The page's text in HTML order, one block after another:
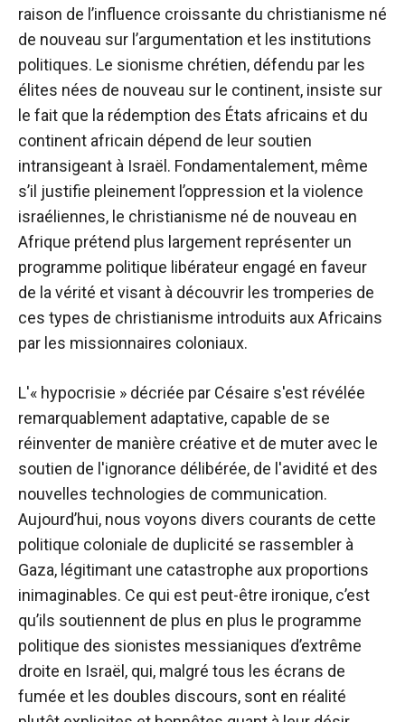
raison de l’influence croissante du christianisme né
de nouveau sur l’argumentation et les institutions
politiques. Le sionisme chrétien, défendu par les
élites nées de nouveau sur le continent, insiste sur
le fait que la rédemption des États africains et du
continent africain dépend de leur soutien
intransigeant à Israël. Fondamentalement, même
s’il justifie pleinement l’oppression et la violence
israéliennes, le christianisme né de nouveau en
Afrique prétend plus largement représenter un
programme politique libérateur engagé en faveur
de la vérité et visant à découvrir les tromperies de
ces types de christianisme introduits aux Africains
par les missionnaires coloniaux.
L'« hypocrisie » décriée par Césaire s'est révélée
remarquablement adaptative, capable de se
réinventer de manière créative et de muter avec le
soutien de l'ignorance délibérée, de l'avidité et des
nouvelles technologies de communication.
Aujourd’hui, nous voyons divers courants de cette
politique coloniale de duplicité se rassembler à
Gaza, légitimant une catastrophe aux proportions
inimaginables. Ce qui est peut-être ironique, c’est
qu’ils soutiennent de plus en plus le programme
politique des sionistes messianiques d’extrême
droite en Israël, qui, malgré tous les écrans de
fumée et les doubles discours, sont en réalité